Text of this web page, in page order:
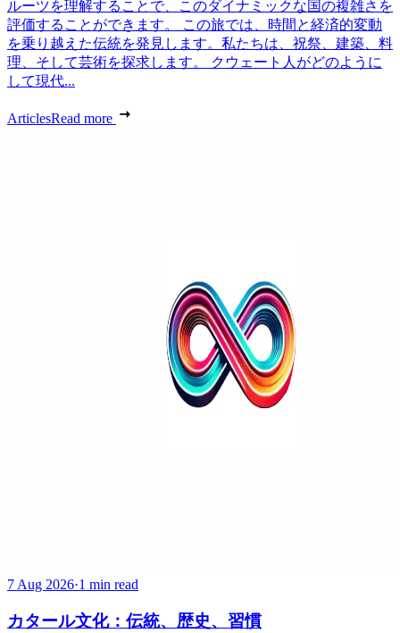
ルーツを理解することで、このダイナミックな国の複雑さを
評価することができます。 この旅では、時間と経済的変動
を乗り越えた伝統を発見します。私たちは、祝祭、建築、料
理、そして芸術を探求します。 クウェート人がどのように
して現代...
ArticlesRead more
7 Aug 2026·1 min read
カタール文化：伝統、歴史、習慣